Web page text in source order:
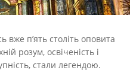
вже п’ять століть оповита
розум, освіченість і
стали легендою.